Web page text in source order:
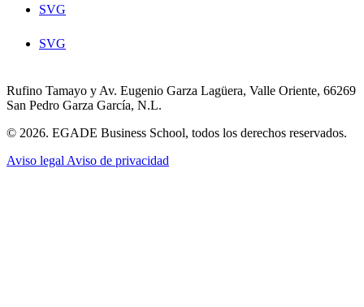
SVG
SVG
Rufino Tamayo y Av. Eugenio Garza Lagüera, Valle Oriente, 66269
San Pedro Garza García, N.L.
© 2026. EGADE Business School, todos los derechos reservados.
Aviso legal Aviso de privacidad